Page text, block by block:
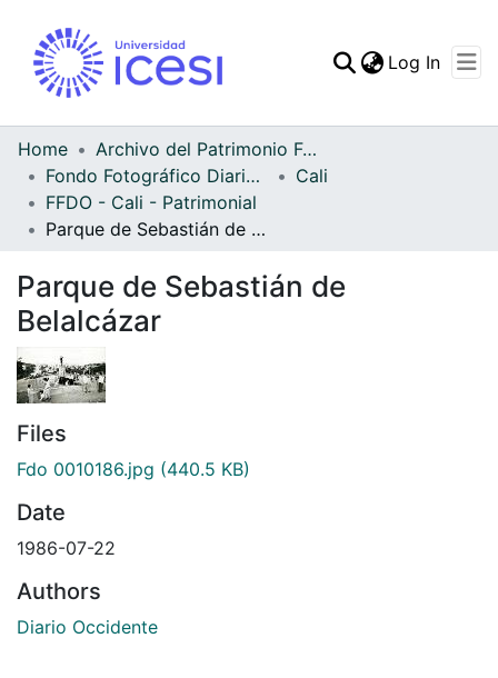
Statistics
Log In
Home
Archivo del Patrimonio Fotográfico y Fílmico del Valle del Cauca
Fondo Fotográfico Diario Occidente
Cali
FFDO - Cali - Patrimonial
Parque de Sebastián de Belalcázar
Parque de Sebastián de
Belalcázar
Files
Fdo 0010186.jpg (440.5 KB)
Date
1986-07-22
Authors
Diario Occidente